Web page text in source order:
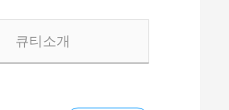
큐티소개